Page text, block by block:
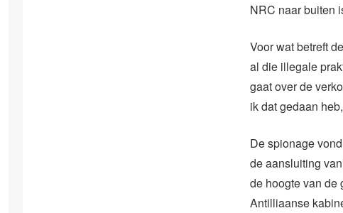
NRC naar buiten
Voor wat betreft
al die illegale
gaat over de
ik dat gedaan
De spionage
de aansluiting
de hoogte van de
Antilliaanse